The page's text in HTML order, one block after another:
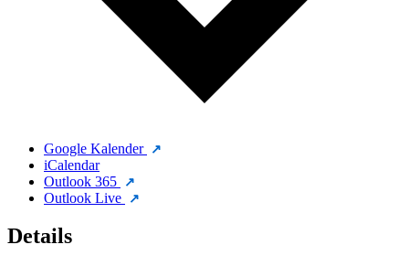
Google Kalender
iCalendar
Outlook 365
Outlook Live
Details